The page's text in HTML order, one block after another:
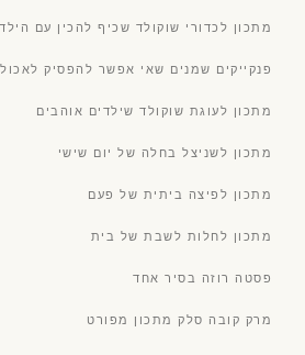
מתכון לכדורי שוקולד שכיף להכין עם
פנקייקים שמנים שאי אפשר להפסיק לאכול
מתכון לעוגת שוקולד שילדים אוהבים
מתכון לשניצל בחלה של יום שישי
מתכון לפיצה ביתית של פעם
מתכון לחלות לשבת של בית
פסטה רוזה בסיר אחד
מרק קובה סלק מתכון מפורט